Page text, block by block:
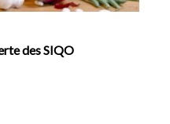
des SIQO